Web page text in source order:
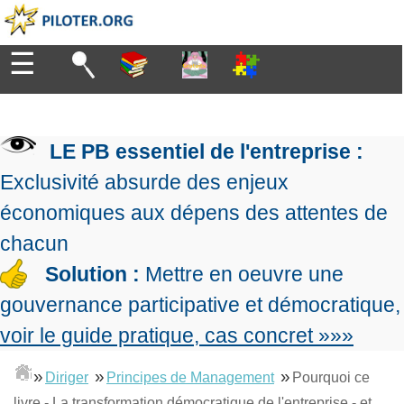
Diriger
de
l'entreprise
Démocratique
Conception
la
de
La
Organiser
la
production
L'Excellence
Opérationnelle
Lean
Management
La
Méthode
Manager
Manager
projets
Les
Outils
du
de
Progresser
▶
Mesurer
la
performance
Tableau
de
Entreprendre
▶
Salarié→Entrepreneur
La
Se
☰
LE PB essentiel de l'entreprise :
Exclusivité absurde des enjeux
économiques aux dépens des attentes de
chacun
Solution : Mettre en oeuvre une
gouvernance participative et démocratique,
voir le guide pratique, cas concret »»»
» Diriger » Principes de Management » Pourquoi ce